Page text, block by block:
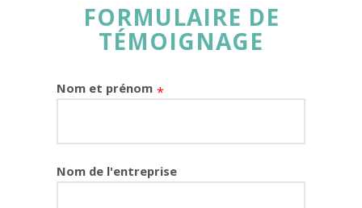
FORMULAIRE DE
TÉMOIGNAGE
Nom et prénom
Nom de l'entreprise